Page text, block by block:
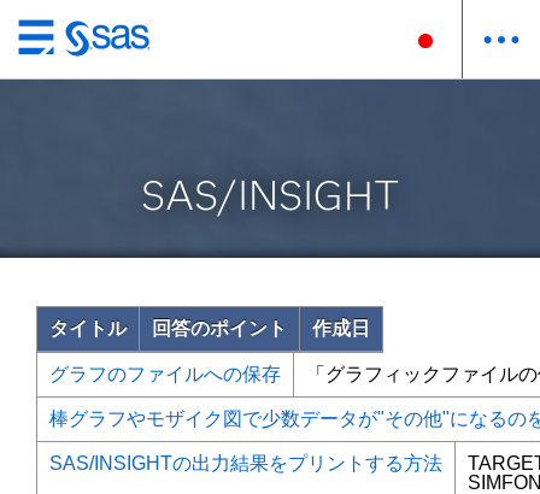
Skip
to
SAS/INSIGHT
タイトル 回答のポイント 作成日
グラフのファイルへの保存 「グラフィックファイル
棒グラフやモザイク図で少数データが"その他"になるの
SAS/INSIGHTの出力結果をプリントする方法